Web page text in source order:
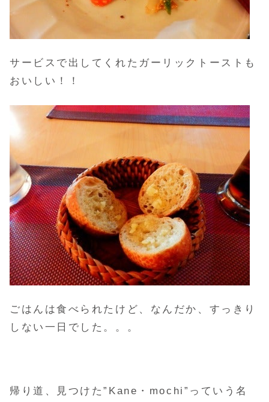
サービスで出してくれたガーリックトーストも
おいしい！！
ごはんは食べられたけど、なんだか、すっきり
しない一日でした。。。
帰り道、見つけた”Kane・mochi”っていう名